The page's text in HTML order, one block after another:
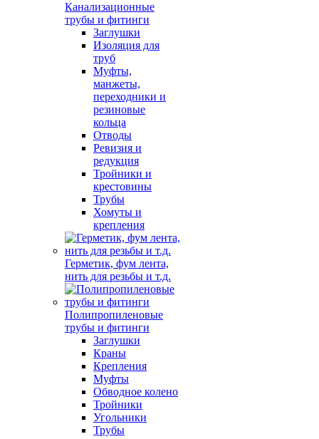
Канализационные
трубы и фитинги
Заглушки
Изоляция для
труб
Муфты,
манжеты,
переходники и
резиновые
кольца
Отводы
Ревизия и
редукция
Тройники и
крестовины
Трубы
Хомуты и
крепления
Герметик, фум лента,
нить для резьбы и т.д.
Полипропиленовые
трубы и фитинги
Заглушки
Краны
Крепления
Муфты
Обводное колено
Тройники
Угольники
Трубы